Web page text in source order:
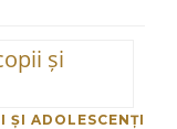
ȘI ADOLESCENȚI